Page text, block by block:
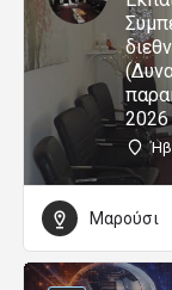
2026
Μαρούσι